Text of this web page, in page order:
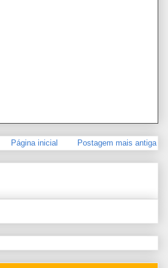
Postagem mais antiga
Página inicial